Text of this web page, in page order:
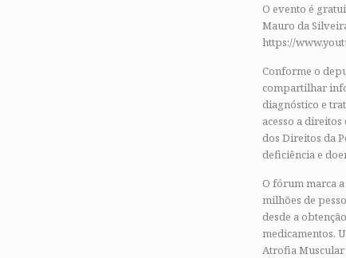
O evento é
Mauro da
https://
Conforme o
compartilhar
diagnóstico e
acesso a
dos Direitos da
deficiência e
O fórum marca
milhões de
desde a
medicamentos.
Atrofia Muscular